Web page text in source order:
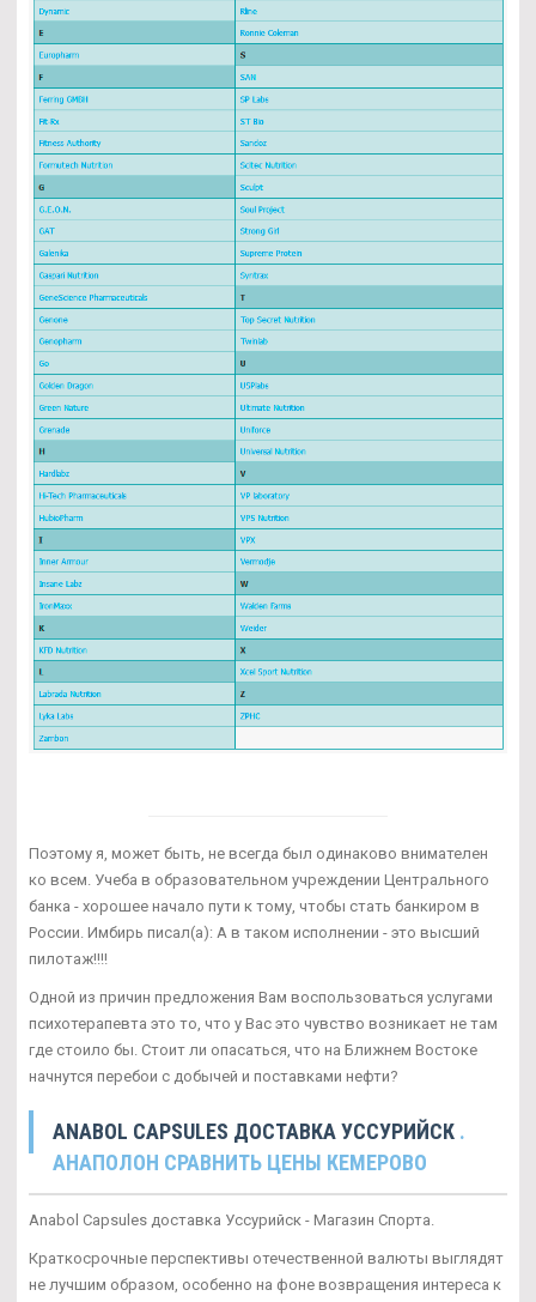
Поэтому я, может быть, не всегда был одинаково внимателен
ко всем. Учеба в образовательном учреждении Центрального
банка - хорошее начало пути к тому, чтобы стать банкиром в
России. Имбирь писал(а): А в таком исполнении - это высший
пилотаж!!!!
Одной из причин предложения Вам воспользоваться услугами
психотерапевта это то, что у Вас это чувство возникает не там
где стоило бы. Стоит ли опасаться, что на Ближнем Востоке
начнутся перебои с добычей и поставками нефти?
ANABOL CAPSULES ДОСТАВКА УССУРИЙСК .
АНАПОЛОН СРАВНИТЬ ЦЕНЫ КЕМЕРОВО
Anabol Capsules доставка Уссурийск - Магазин Спорта.
Краткосрочные перспективы отечественной валюты выглядят
не лучшим образом, особенно на фоне возвращения интереса к